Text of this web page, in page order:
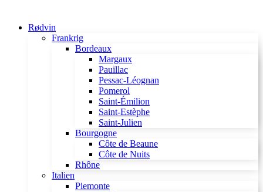
Rødvin
Frankrig
Bordeaux
Margaux
Pauillac
Pessac-Léognan
Pomerol
Saint-Émilion
Saint-Estèphe
Saint-Julien
Bourgogne
Côte de Beaune
Côte de Nuits
Rhône
Italien
Piemonte